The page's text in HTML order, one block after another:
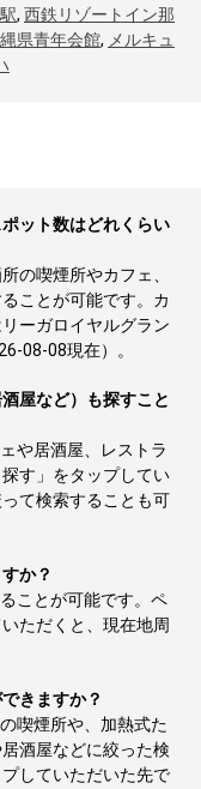
, 西鉄リゾートイン那
県青年会館, メルキュ
ット数はどれくらい
の喫煙所やカフェ、
ことが可能です。カ
ーガロイヤルグラン
08-08現在）。
屋など）も探すこと
や居酒屋、レストラ
す」をタップしてい
て検索することも可
か？
ことが可能です。ペ
ただくと、現在地周
きますか？
喫煙所や、加熱式た
酒屋などに絞った検
していただいた先で